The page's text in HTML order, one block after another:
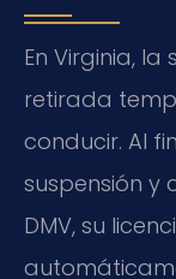
En Virginia,
retirada
conducir. Al
suspensión y
DMV, su